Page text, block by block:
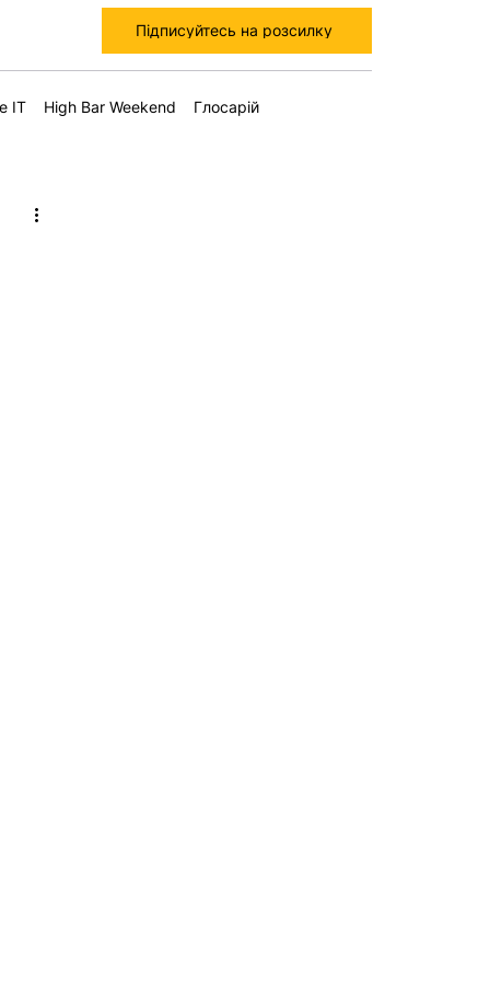
Підписуйтесь на розсилку
IT High Bar Weekend Глосарій